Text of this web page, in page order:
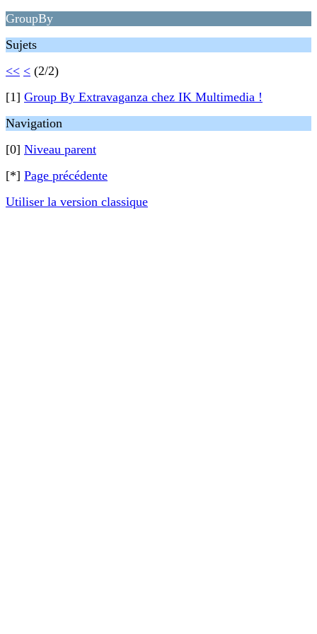
GroupBy
Sujets
<< < (2/2)
[1] Group By Extravaganza chez IK Multimedia !
Navigation
[0] Niveau parent
[*] Page précédente
Utiliser la version classique